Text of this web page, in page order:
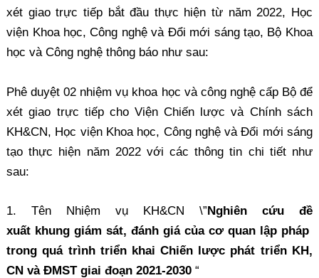
xét giao trực tiếp bắt đầu thực hiện từ năm 2022, Học
viện Khoa học, Công nghệ và Đổi mới sáng tạo, Bộ Khoa
học và Công nghệ thông báo như sau:
Phê duyệt 02 nhiệm vụ khoa học và công nghệ cấp Bộ để
xét giao trực tiếp cho Viện Chiến lược và Chính sách
KH&CN, Học viện Khoa học, Công nghệ và Đổi mới sáng
tạo thực hiện năm 2022 với các thông tin chi tiết như
sau:
1. Tên Nhiệm vụ KH&CN \”Nghiên cứu đề
xuất khung giám sát, đánh giá của cơ quan lập pháp
trong quá trình triển khai Chiến lược phát triển KH,
CN và ĐMST giai đoạn 2021-2030 “